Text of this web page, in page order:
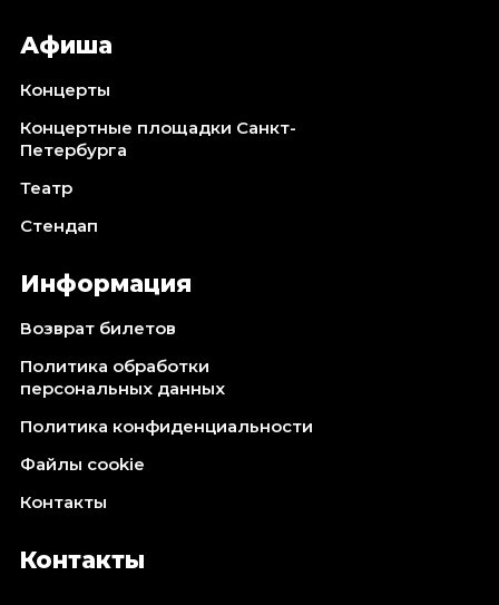
Афиша
Концерты
Концертные площадки Санкт-
Петербурга
Театр
Стендап
Информация
Возврат билетов
Политика обработки
персональных данных
Политика конфиденциальности
Файлы cookie
Контакты
Контакты